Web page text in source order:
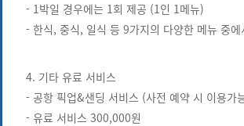
- 1박일 경우에는 1회 제공 (1인 1메뉴)
- 한식, 중식, 일식 등 9가지의 다양한 메뉴 중
4. 기타 유료 서비스
- 공항 픽업&샌딩 서비스 (사전 예약 시 이용가
- 유료 서비스 300,000원